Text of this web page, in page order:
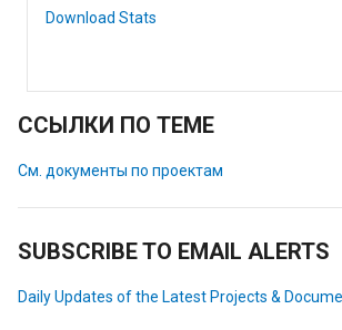
Download Stats
ССЫЛКИ ПО ТЕМЕ
См. документы по проектам
SUBSCRIBE TO EMAIL ALERTS
Daily Updates of the Latest Projects &